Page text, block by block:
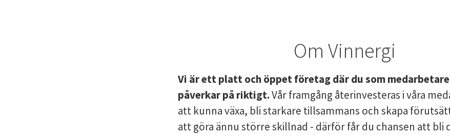
Om Vinnergi
Vi är ett platt och öppet företag där du som
påverkar på riktigt.Vår framgång återinvesteras i våra
att kunna växa, bli starkare tillsammans och skapa
att göra ännu större skillnad - därför får du chansen att bli